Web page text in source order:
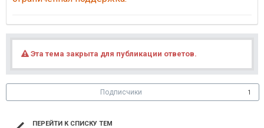
Эта тема закрыта для публикации ответов.
Подписчики 1
ПЕРЕЙТИ К СПИСКУ ТЕМ